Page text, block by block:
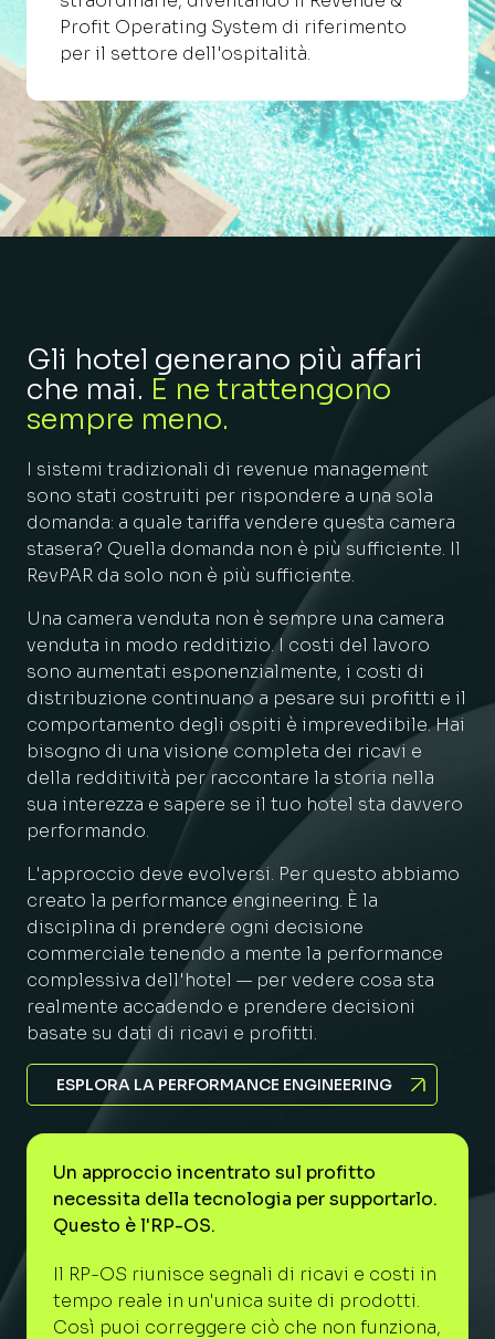
Profit Operating System di riferimento
per il settore dell'ospitalità.
Gli hotel generano più affari
che mai. E ne trattengono
sempre meno.
I sistemi tradizionali di revenue management
sono stati costruiti per rispondere a una sola
domanda: a quale tariffa vendere questa camera
stasera? Quella domanda non è più sufficiente. Il
RevPAR da solo non è più sufficiente.
Una camera venduta non è sempre una camera
venduta in modo redditizio. I costi del lavoro
sono aumentati esponenzialmente, i costi di
distribuzione continuano a pesare sui profitti e il
comportamento degli ospiti è imprevedibile. Hai
bisogno di una visione completa dei ricavi e
della redditività per raccontare la storia nella
sua interezza e sapere se il tuo hotel sta davvero
performando.
L'approccio deve evolversi. Per questo abbiamo
creato la performance engineering. È la
disciplina di prendere ogni decisione
commerciale tenendo a mente la performance
complessiva dell'hotel — per vedere cosa sta
realmente accadendo e prendere decisioni
basate su dati di ricavi e profitti.
ESPLORA LA PERFORMANCE ENGINEERING
Un approccio incentrato sul profitto
necessita della tecnologia per supportarlo.
Questo è l'RP-OS.
Il RP-OS riunisce segnali di ricavi e costi in
tempo reale in un'unica suite di prodotti.
Così puoi correggere ciò che non funziona,